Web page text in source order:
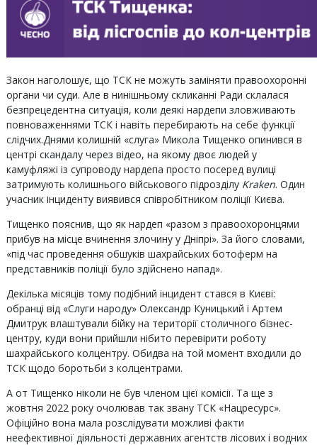
Закон наголошує, що ТСК не можуть заміняти правоохоронні
органи чи суди. Але в нинішньому скликанні Ради склалася
безпрецедентна ситуація, коли деякі нардепи зловживають
повноваженнями ТСК і навіть перебирають на себе функції
слідчих.Днями колишній «слуга» Микола Тищенко опинився в
центрі скандалу через відео, на якому двоє людей у
камуфляжі із супроводу нардепа просто посеред вулиці
затримують колишнього військового підрозділу Kraken. Один
учасник інциденту виявився співробітником поліції Києва.
Тищенко пояснив, що як нардеп «разом з правоохоронцями
прибув на місце вчинення злочину у Дніпрі». За його словами,
«під час проведення обшуків шахрайських ботоферм на
представників поліції було здійснено напад».
Декілька місяців тому подібний інцидент стався в Києві:
обранці від «Слуги народу» Олександр Куницький і Артем
Дмитрук влаштували бійку на території столичного бізнес-
центру, куди вони прийшли нібито перевірити роботу
шахрайського колцентру. Обидва на той момент входили до
ТСК щодо боротьби з колцентрами.
А от Тищенко ніколи не був членом цієї комісії. Та ще з
жовтня 2022 року очолював так звану ТСК «Нацресурс».
Офіційно вона мала розслідувати можливі факти
неефективної діяльності державних агентств лісових і водних